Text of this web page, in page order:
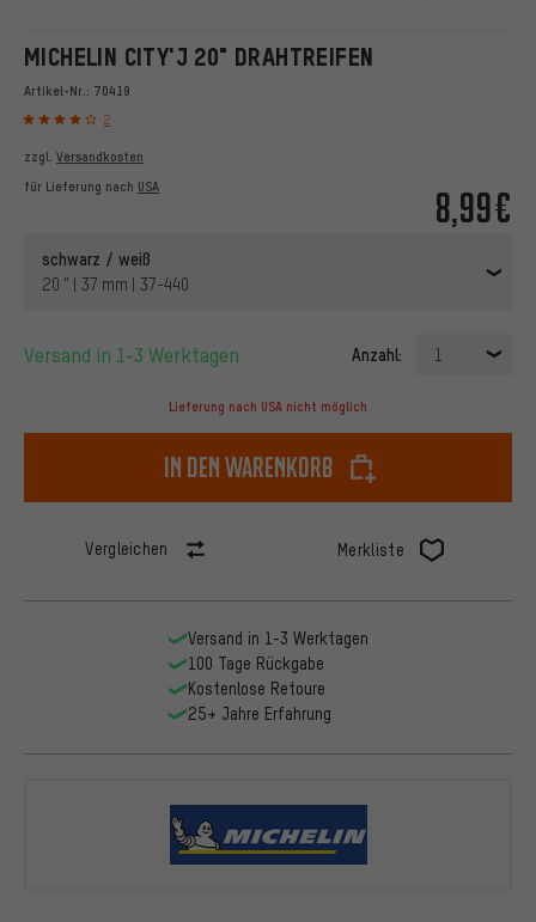
MICHELIN CITY'J 20" DRAHTREIFEN
Artikel-Nr.: 70419
2
8,99€
zzgl. Versandkosten
für Lieferung nach USA
schwarz / weiß
20 " | 37 mm | 37-440
Versand in 1-3 Werktagen Anzahl: 1
Lieferung nach USA nicht möglich
In den Warenkorb
Vergleichen Merkliste
Versand in 1-3 Werktagen
100 Tage Rückgabe
Kostenlose Retoure
25+ Jahre Erfahrung